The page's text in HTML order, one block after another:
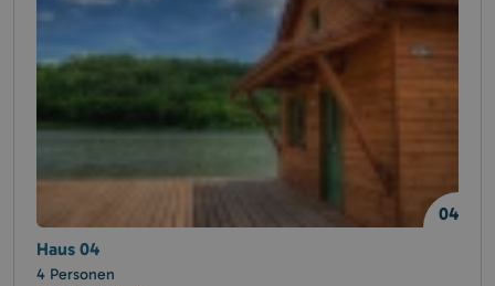
Haus 04
04
4 Personen